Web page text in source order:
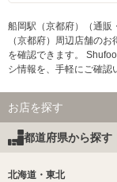
船岡駅（京都府）（通販
（京都府）周辺店舗の
を確認できます。
シ情報を、手軽にご確認
お店を探す
都道府県から探す
北海道・東北